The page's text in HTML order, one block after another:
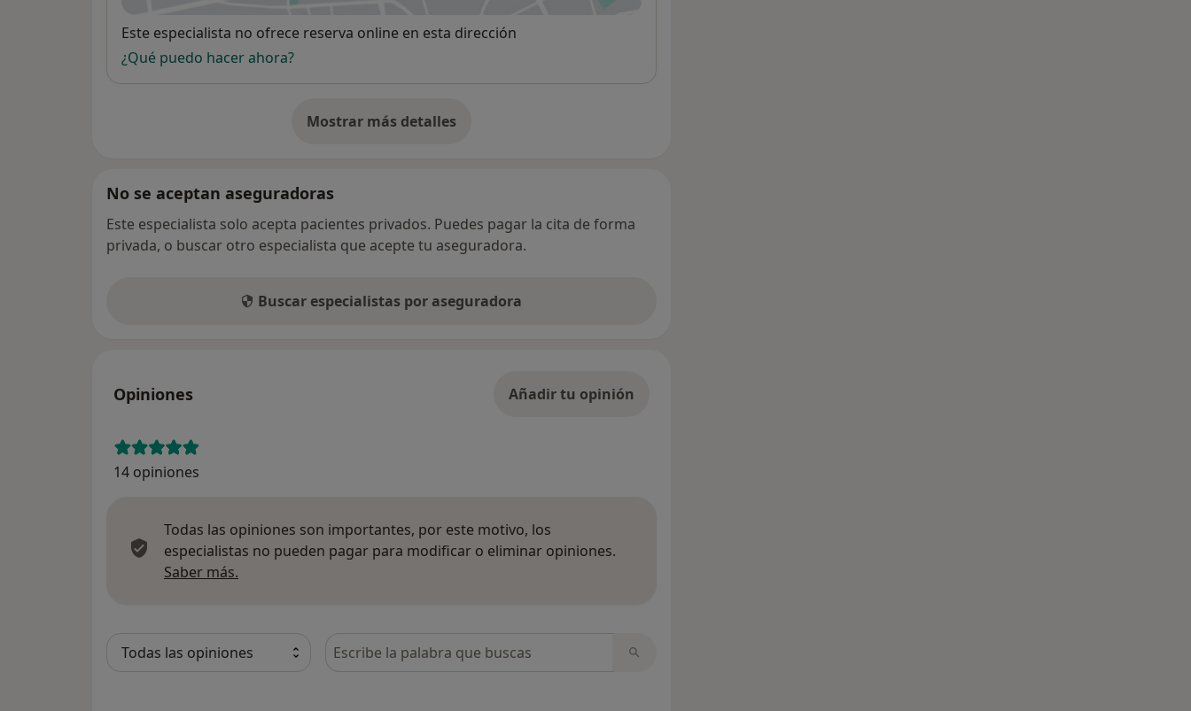
Disponibilidad
Este especialista no ofrece reserva online en esta dirección
¿Qué puedo hacer ahora?
Mostrar más detalles
sobre la dirección
No se aceptan aseguradoras
Este especialista solo acepta pacientes privados. Puedes pagar la cita de forma
privada, o buscar otro especialista que acepte tu aseguradora.
Buscar especialistas por aseguradora
Opiniones Añadir tu opinión
14 opiniones
Todas las opiniones son importantes, por este motivo, los
especialistas no pueden pagar para modificar o eliminar opiniones.
Saber más.
Busca en opiniones